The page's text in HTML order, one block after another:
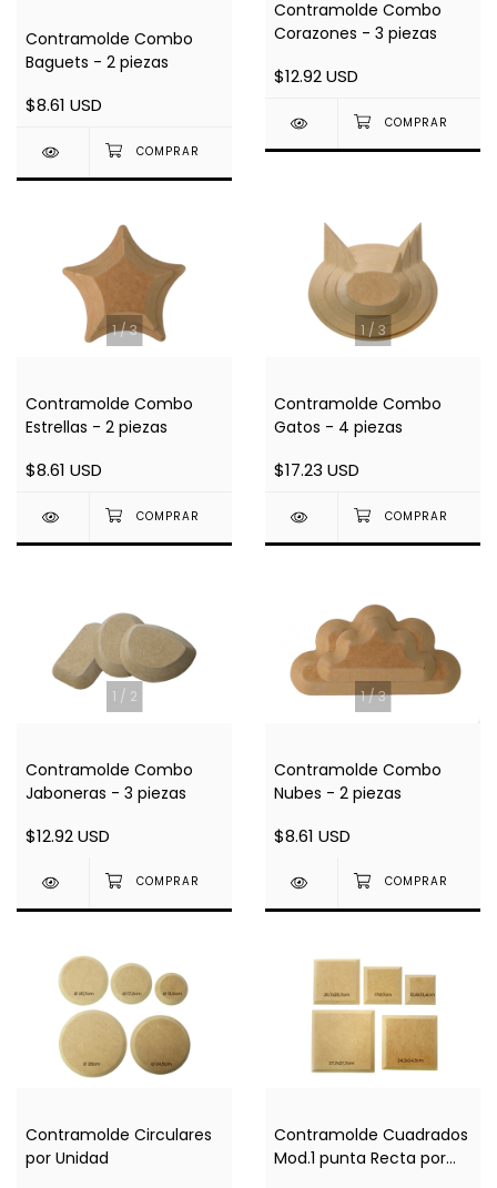
Contramolde Combo
Baguets - 2 piezas
$8.61 USD
Contramolde Combo
Corazones - 3 piezas
$12.92 USD
1/3
Contramolde Combo
Estrellas - 2 piezas
$8.61 USD
1 / 3
Contramolde Combo
Gatos - 4 piezas
$17.23 USD
1 / 2
Contramolde Combo
Jaboneras - 3 piezas
$12.92 USD
1/3
Contramolde Combo
Nubes - 2 piezas
$8.61 USD
Contramolde Circulares
por Unidad
Contramolde Cuadrados
Mod.1 punta Recta por